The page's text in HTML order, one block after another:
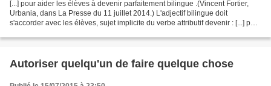
[...] pour aider les élèves à devenir parfaitement bilingue .(Vincent Fortier,
Urbania, dans La Presse du 11 juillet 2014.) L'adjectif bilingue doit
s'accorder avec les élèves, sujet implicite du verbe attributif devenir : [...] pour
Autoriser quelqu'un de faire quelque chose